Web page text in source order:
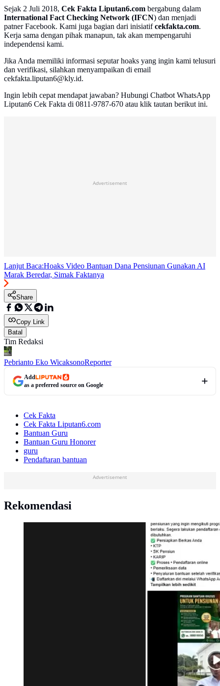
Sejak 2 Juli 2018, Cek Fakta Liputan6.com bergabung dalam
International Fact Checking Network (IFCN) dan menjadi
patner Facebook. Kami juga bagian dari inisiatifcekfakta.com.
Kerja sama dengan pihak manapun, tak akan mempengaruhi
independensi kami.
Jika Anda memiliki informasi seputar hoaks yang ingin kami telusuri
dan verifikasi, silahkan menyampaikan di email
cekfakta.liputan6@kly.id.
Ingin lebih cepat mendapat jawaban? Hubungi Chatbot WhatsApp
Liputan6 Cek Fakta di 0811-9787-670 atau klik tautan berikut ini.
Advertisement
Lanjut Baca:Hoaks Video Bantuan Dana Pensiunan Gunakan AI
Marak Beredar, Simak Faktanya
Share
Copy Link
Batal
Tim Redaksi
Pebrianto Eko WicaksonoReporter
Add
as a preferred source on Google
Cek Fakta
Cek Fakta Liputan6.com
Bantuan Guru
Bantuan Guru Honorer
guru
Pendaftaran bantuan
Advertisement
Rekomendasi